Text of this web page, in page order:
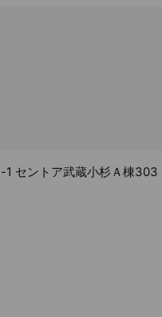
セントア武蔵小杉Ａ棟303